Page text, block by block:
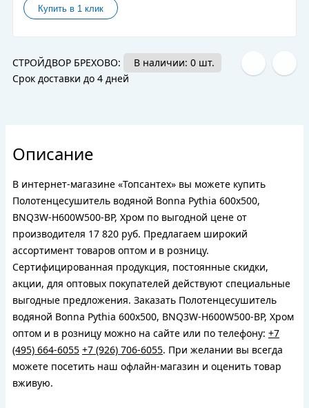
СТРОЙДВОР БРЕХОВО:
В наличии: 0 шт.
Срок доставки до 4 дней
Описание
В интернет-магазине «Топсантех» вы можете купить
Полотенцесушитель водяной Bonna Pythia 600x500,
BNQ3W-H600W500-BP, Хром по выгодной цене от
производителя 17 820 руб. Предлагаем широкий
ассортимент товаров оптом и в розницу.
Сертифицированная продукция, постоянные скидки,
акции, для оптовых покупателей действуют специальные
выгодные предложения. Заказать Полотенцесушитель
водяной Bonna Pythia 600x500, BNQ3W-H600W500-BP, Хром
оптом и в розницу можно на сайте или по телефону: +7
(495) 664-6055 +7 (926) 706-6055. При желании вы всегда
можете посетить наш офлайн-магазин и оценить товар
вживую.